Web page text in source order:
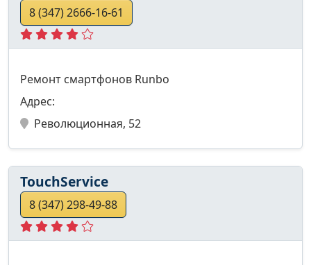
8 (347) 2666-16-61
Ремонт смартфонов Runbo
Адрес:
Революционная, 52
TouchService
8 (347) 298-49-88